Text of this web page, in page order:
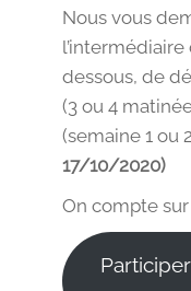
Nous vous
dessous, de
(3 ou 4
(semaine 1 ou
17/10/2020)
On compte sur